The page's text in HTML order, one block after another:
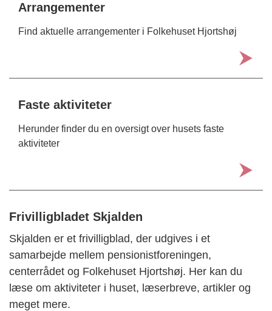
Arrangementer
Find aktuelle arrangementer i Folkehuset Hjortshøj
Faste aktiviteter
Herunder finder du en oversigt over husets faste
aktiviteter
Frivilligbladet Skjalden
Skjalden er et frivilligblad, der udgives i et
samarbejde mellem pensionistforeningen,
centerrådet og Folkehuset Hjortshøj. Her kan du
læse om aktiviteter i huset, læserbreve, artikler og
meget mere.